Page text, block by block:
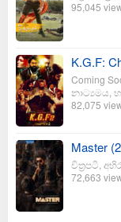
95,045
K.G.F:
Coming
නාට්‍යමය
82,075
Master
චිත්‍රපටි
72,663